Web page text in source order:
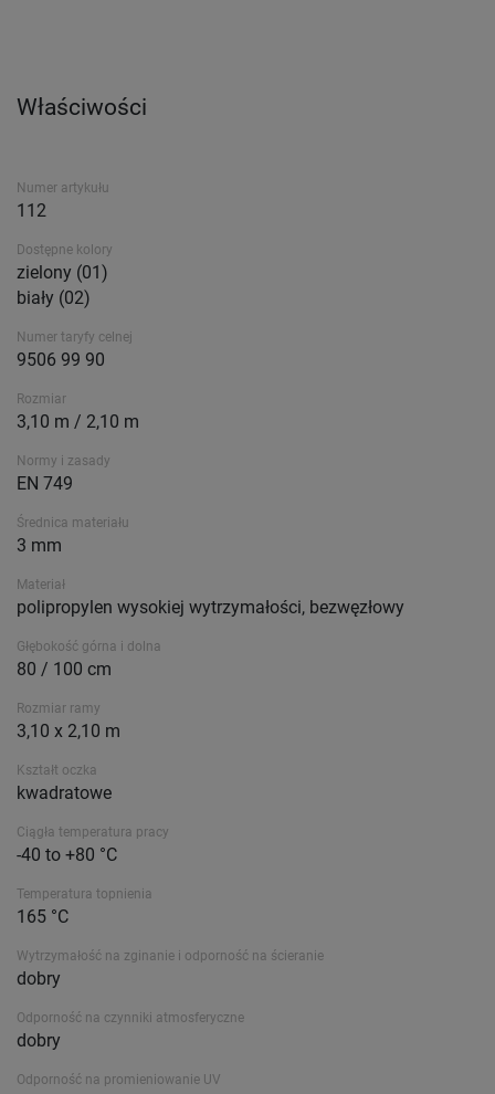
Właściwości
Numer artykułu
112
Dostępne kolory
zielony (01)
biały (02)
Numer taryfy celnej
9506 99 90
Rozmiar
3,10 m / 2,10 m
Normy i zasady
EN 749
Średnica materiału
3 mm
Materiał
polipropylen wysokiej wytrzymałości, bezwęzłowy
Głębokość górna i dolna
80 / 100 cm
Rozmiar ramy
3,10 x 2,10 m
Kształt oczka
kwadratowe
Ciągła temperatura pracy
-40 to +80 °C
Temperatura topnienia
165 °C
Wytrzymałość na zginanie i odporność na ścieranie
dobry
Odporność na czynniki atmosferyczne
dobry
Odporność na promieniowanie UV